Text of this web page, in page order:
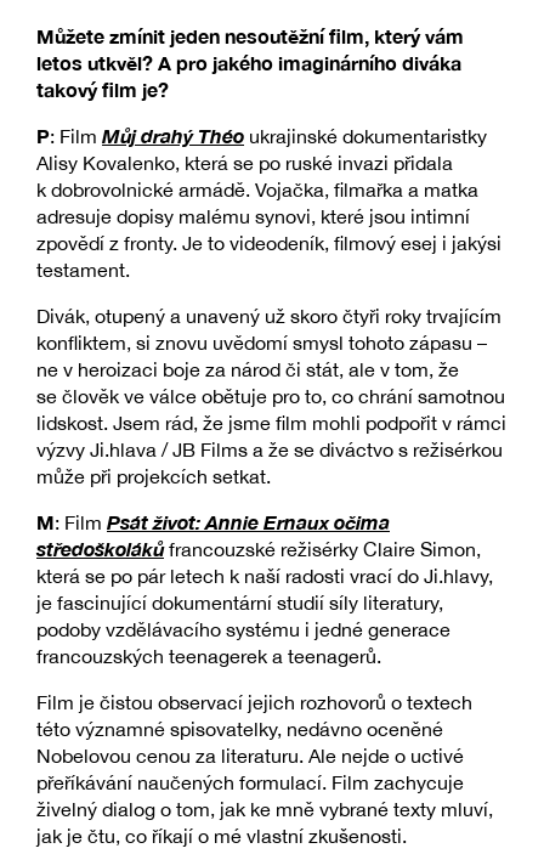
Můžete zmínit jeden nesoutěžní film, který vám
letos utkvěl? A pro jakého imaginárního diváka
takový film je?
P: Film Můj drahý Théo ukrajinské dokumentaristky
Alisy Kovalenko, která se po ruské invazi přidala
k dobrovolnické armádě. Vojačka, filmařka a matka
adresuje dopisy malému synovi, které jsou intimní
zpovědí z fronty. Je to videodeník, filmový esej i jakýsi
testament.
Divák, otupený a unavený už skoro čtyři roky trvajícím
konfliktem, si znovu uvědomí smysl tohoto zápasu –
ne v heroizaci boje za národ či stát, ale v tom, že
se člověk ve válce obětuje pro to, co chrání samotnou
lidskost. Jsem rád, že jsme film mohli podpořit v rámci
výzvy Ji.hlava / JB Films a že se diváctvo s režisérkou
může při projekcích setkat.
M: Film Psát život: Annie Ernaux očima
středoškoláků francouzské režisérky Claire Simon,
která se po pár letech k naší radosti vrací do Ji.hlavy,
je fascinující dokumentární studií síly literatury,
podoby vzdělávacího systému i jedné generace
francouzských teenagerek a teenagerů.
Film je čistou observací jejich rozhovorů o textech
této významné spisovatelky, nedávno oceněné
Nobelovou cenou za literaturu. Ale nejde o uctivé
přeříkávání naučených formulací. Film zachycuje
živelný dialog o tom, jak ke mně vybrané texty mluví,
jak je čtu, co říkají o mé vlastní zkušenosti.